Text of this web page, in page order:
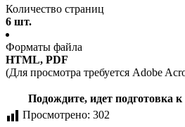
Количество страниц
6 шт.
Форматы файла
HTML, PDF
(Для просмотра требуется Adobe
Подождите, идет подготовка
Просмотрено: 302